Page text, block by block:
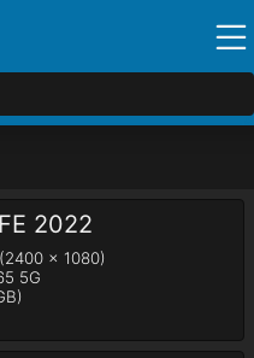
2022
x 1080)
5G